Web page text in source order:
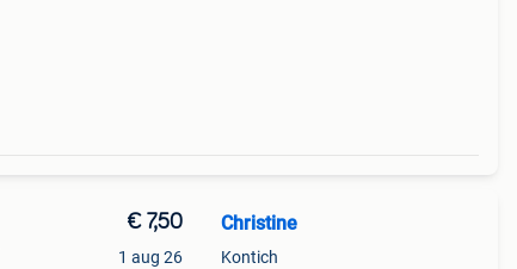
€ 7,50
1 aug 26
Christine
Kontich